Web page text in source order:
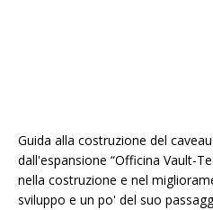
Guida alla costruzione del
dall'espansione “Officina Vault-
nella costruzione e nel
sviluppo e un po' del suo